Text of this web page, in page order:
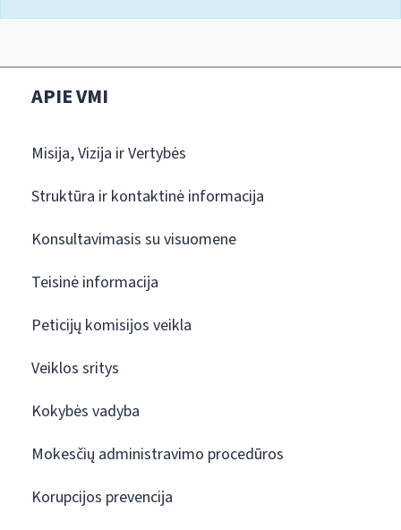
APIE VMI
Misija, Vizija ir Vertybės
Struktūra ir kontaktinė informacija
Konsultavimasis su visuomene
Teisinė informacija
Peticijų komisijos veikla
Veiklos sritys
Kokybės vadyba
Mokesčių administravimo procedūros
Korupcijos prevencija